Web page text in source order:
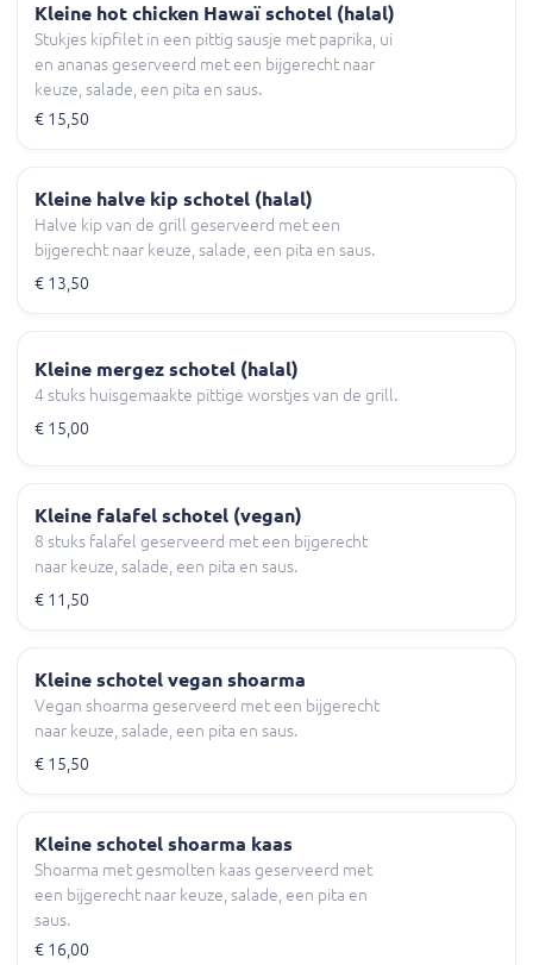
Kleine hot chicken Hawaï schotel (halal)
Stukjes kipfilet in een pittig sausje met paprika, ui
en ananas geserveerd met een bijgerecht naar
keuze, salade, een pita en saus.
€ 15,50
Kleine halve kip schotel (halal)
Halve kip van de grill geserveerd met een
bijgerecht naar keuze, salade, een pita en saus.
€ 13,50
Kleine mergez schotel (halal)
4 stuks huisgemaakte pittige worstjes van de grill.
€ 15,00
Kleine falafel schotel (vegan)
8 stuks falafel geserveerd met een bijgerecht
naar keuze, salade, een pita en saus.
€ 11,50
Kleine schotel vegan shoarma
Vegan shoarma geserveerd met een bijgerecht
naar keuze, salade, een pita en saus.
€ 15,50
Kleine schotel shoarma kaas
Shoarma met gesmolten kaas geserveerd met
een bijgerecht naar keuze, salade, een pita en
saus.
€ 16,00